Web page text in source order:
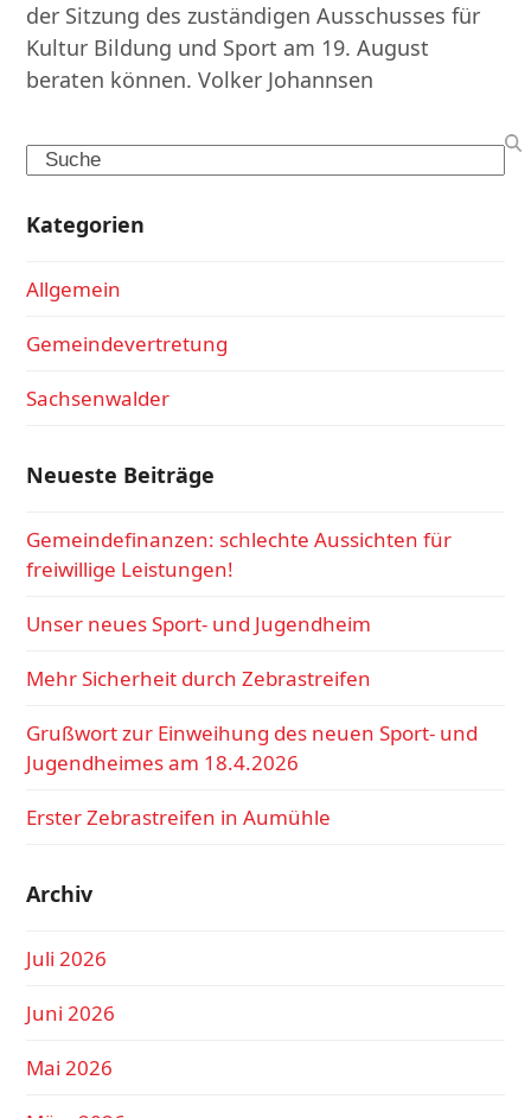
der Sitzung des zuständigen Ausschusses für
Kultur Bildung und Sport am 19. August
beraten können. Volker Johannsen
Search
Kategorien
Allgemein
Gemeindevertretung
Sachsenwalder
Neueste Beiträge
Gemeindefinanzen: schlechte Aussichten für
freiwillige Leistungen!
Unser neues Sport- und Jugendheim
Mehr Sicherheit durch Zebrastreifen
Grußwort zur Einweihung des neuen Sport- und
Jugendheimes am 18.4.2026
Erster Zebrastreifen in Aumühle
Archiv
Juli 2026
Juni 2026
Mai 2026